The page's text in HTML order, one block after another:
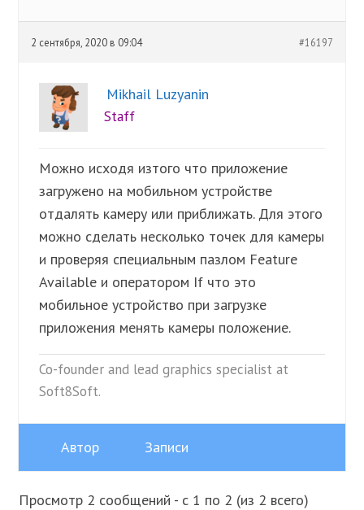
2 сентября, 2020 в 09:04 #16197
Mikhail Luzyanin
Staff
Можно исходя изтого что приложение
загружено на мобильном устройстве
отдалять камеру или приближать. Для этого
можно сделать несколько точек для камеры
и проверяя специальным пазлом Feature
Available и оператором If что это
мобильное устройство при загрузке
приложения менять камеры положение.
Co-founder and lead graphics specialist at
Soft8Soft.
Автор Записи
Просмотр 2 сообщений - с 1 по 2 (из 2 всего)